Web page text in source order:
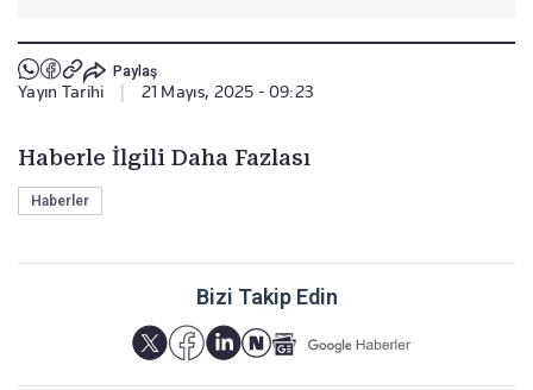
Paylaş
Yayın Tarihi 21 Mayıs, 2025 - 09:23
Haberle İlgili Daha Fazlası
Haberler
Bizi Takip Edin